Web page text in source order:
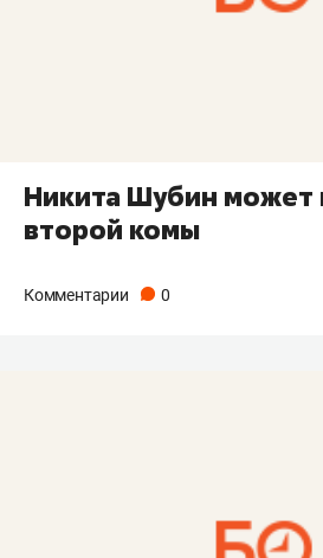
Никита Шубин может
второй комы
Комментарии 0